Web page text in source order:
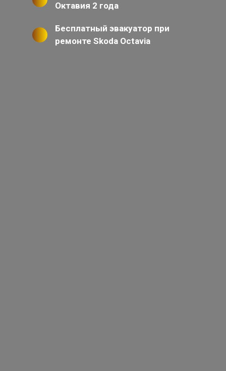
Октавия 2 года
Бесплатный эвакуатор при
ремонте Skoda Octavia